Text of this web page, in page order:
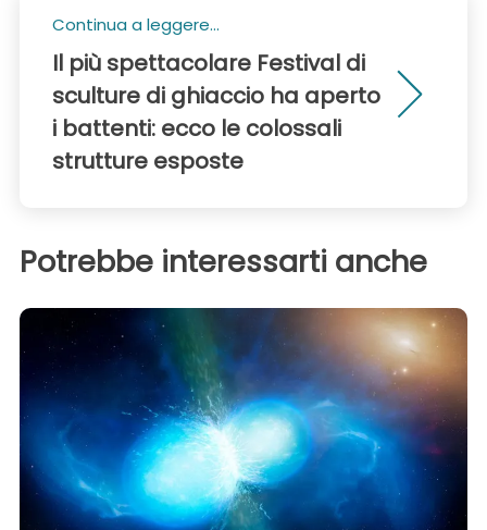
Continua a leggere...
Il più spettacolare Festival di
sculture di ghiaccio ha aperto
i battenti: ecco le colossali
strutture esposte
Potrebbe interessarti anche